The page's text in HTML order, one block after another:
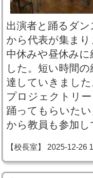
出演者と踊るダ
から代表が集ま
中休みや昼休み
した。短い時間
達していきまし
プロジェクトリ
踊ってもらいた
から教員も参加
【校長室】 2025-12-26